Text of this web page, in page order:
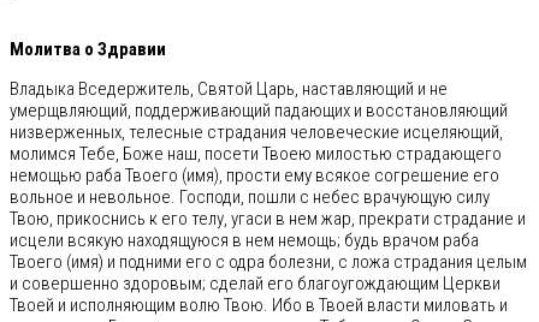
Молитва о Здравии
Владыка Вседержитель, Святой Царь, наставляющий и не
умерщвляющий, поддерживающий падающих и восстановляющий
низверженных, телесные страдания человеческие исцеляющий,
молимся Тебе, Боже наш, посети Твоею милостью страдающего
немощью раба Твоего (имя), прости ему всякое согрешение его
вольное и невольное. Господи, пошли с небес врачующую силу
Твою, прикоснись к его телу, угаси в нем жар, прекрати страдание и
исцели всякую находящуюся в нем немощь; будь врачом раба
Твоего (имя) и подними его с одра болезни, с ложа страдания целым
и совершенно здоровым; сделай его благоугождающим Церкви
Твоей и исполняющим волю Твою. Ибо в Твоей власти миловать и